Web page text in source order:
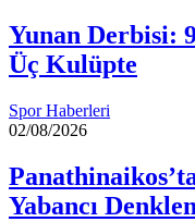
Yunan Derbisi:
Üç Kulüpte
Spor Haberleri
02/08/2026
Yabancı